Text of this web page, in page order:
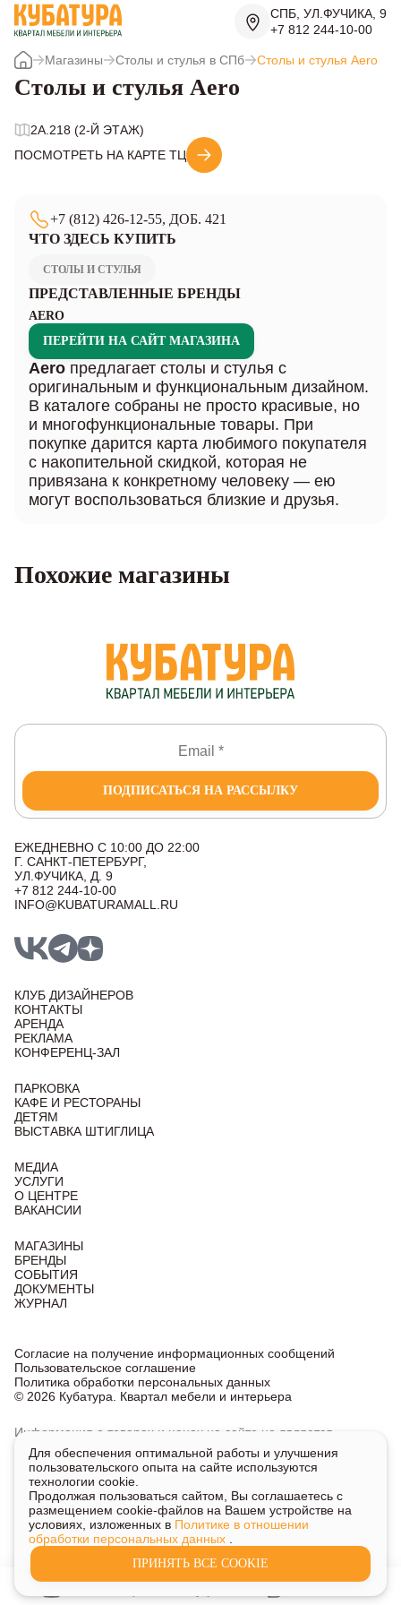
СПБ, УЛ.ФУЧИКА, 9
+7 812 244-10-00
Магазины Столы и стулья в СПб Столы и стулья Aero
Столы и стулья Aero
2A.218 (2-Й ЭТАЖ)
ПОСМОТРЕТЬ НА КАРТЕ ТЦ
+7 (812) 426-12-55, ДОБ. 421
ЧТО ЗДЕСЬ КУПИТЬ
СТОЛЫ И СТУЛЬЯ
ПРЕДСТАВЛЕННЫЕ БРЕНДЫ
AERO
ПЕРЕЙТИ НА САЙТ МАГАЗИНА
Aero предлагает столы и стулья с
оригинальным и функциональным дизайном.
В каталоге собраны не просто красивые, но
и многофункциональные товары. При
покупке дарится карта любимого покупателя
с накопительной скидкой, которая не
привязана к конкретному человеку — ею
могут воспользоваться близкие и друзья.
Похожие магазины
ПОДПИСАТЬСЯ НА РАССЫЛКУ
ЕЖЕДНЕВНО С 10:00 ДО 22:00
Г. САНКТ-ПЕТЕРБУРГ,
УЛ.ФУЧИКА, Д. 9
+7 812 244-10-00
INFO@KUBATURAMALL.RU
КЛУБ ДИЗАЙНЕРОВ
КОНТАКТЫ
АРЕНДА
РЕКЛАМА
КОНФЕРЕНЦ-ЗАЛ
ПАРКОВКА
КАФЕ И РЕСТОРАНЫ
ДЕТЯМ
ВЫСТАВКА ШТИГЛИЦА
МЕДИА
УСЛУГИ
О ЦЕНТРЕ
ВАКАНСИИ
МАГАЗИНЫ
БРЕНДЫ
СОБЫТИЯ
ДОКУМЕНТЫ
ЖУРНАЛ
© 2026 Кубатура. Квартал мебели и интерьера
Согласие на получение информационных сообщений
Пользовательское соглашение
Политика обработки персональных данных
Информация о товарах и ценах на сайте не является
публичной офертой, носит исключительно информационный
характер.
Для получения подробной информации о наличии
и стоимости указанных товаров и услуг напишите или
позвоните нам.
Для обеспечения оптимальной работы и улучшения
пользовательского опыта на сайте используются
технологии cookie.
Продолжая пользоваться сайтом, Вы соглашаетесь с
размещением cookie-файлов на Вашем устройстве на
условиях, изложенных в Политике в отношении
обработки персональных данных
ПРИНЯТЬ ВСЕ COOKIE